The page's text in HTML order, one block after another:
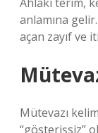
anlamına
açan zayıf ve
Mütevazı
“gösterişsiz”